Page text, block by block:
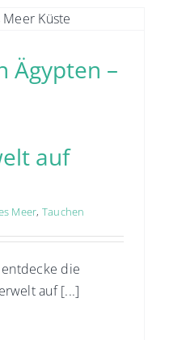
Ägypten –
auf
Meer, Tauchen
entdecke die
auf [...]